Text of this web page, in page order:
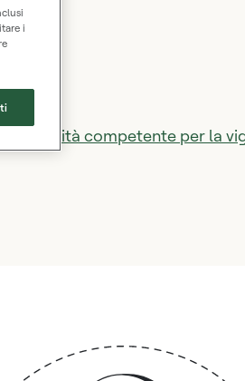
l'autorità competente per la
i